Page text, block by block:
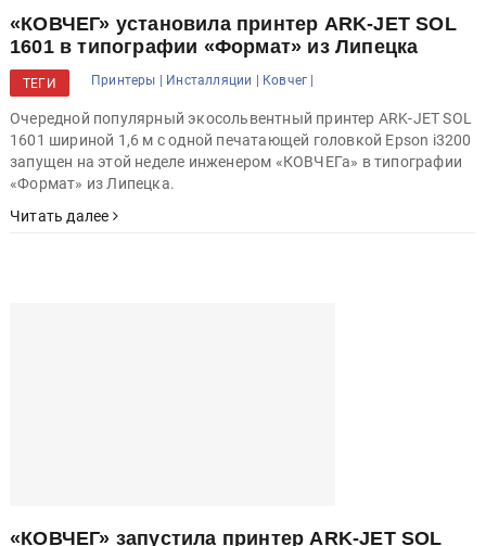
«КОВЧЕГ» установила принтер ARK-JET SOL
1601 в типографии «Формат» из Липецка
Очередной популярный экосольвентный принтер ARK-JET SOL
1601 шириной 1,6 м с одной печатающей головкой Epson i3200
запущен на этой неделе инженером «КОВЧЕГа» в типографии